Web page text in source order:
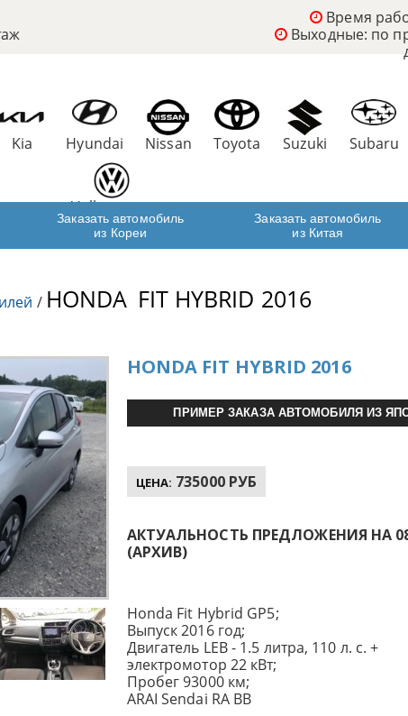
Время
Выходные: по
Kia Hyundai Nissan Toyota Suzuki Subaru
Volkswagen
Заказать автомобиль
из Кореи
Заказать автомобиль
из Китая
/ HONDA FIT HYBRID 2016
HONDA FIT HYBRID 2016
ПРИМЕР ЗАКАЗА АВТОМОБИЛЯ ИЗ
ЦЕНА: 735000 РУБ
АКТУАЛЬНОСТЬ ПРЕДЛОЖЕНИЯ НА
(АРХИВ)
Honda Fit Hybrid GP5;
Выпуск 2016 год;
Двигатель LEB - 1.5 литра, 110 л. с. +
электромотор 22 кВт;
Пробег 93000 км;
ARAI Sendai RA BB